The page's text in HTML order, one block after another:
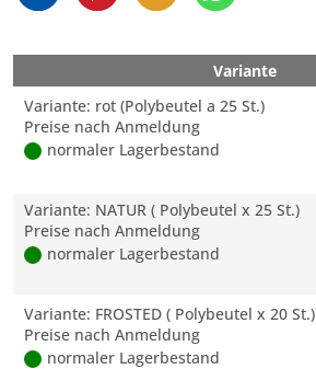
Variante
Variante: rot (Polybeutel a 25 St.)
Preise nach Anmeldung
normaler Lagerbestand
Variante: NATUR ( Polybeutel x 25 St.)
Preise nach Anmeldung
normaler Lagerbestand
Variante: FROSTED ( Polybeutel x 20 St.)
Preise nach Anmeldung
normaler Lagerbestand